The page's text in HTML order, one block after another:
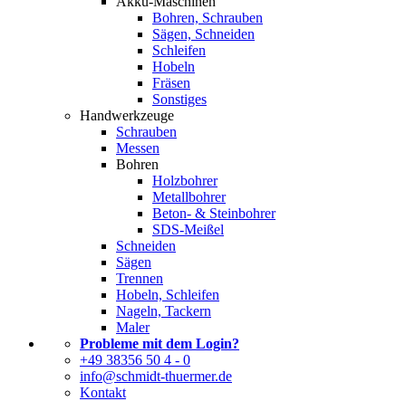
Bohren, Schrauben
Sägen, Schneiden
Schleifen
Hobeln
Fräsen
Sonstiges
Handwerkzeuge
Schrauben
Messen
Bohren
Holzbohrer
Metallbohrer
Beton- & Steinbohrer
SDS-Meißel
Schneiden
Sägen
Trennen
Hobeln, Schleifen
Nageln, Tackern
Maler
Probleme mit dem Login?
+49 38356 50 4 - 0
info@schmidt-thuermer.de
Kontakt